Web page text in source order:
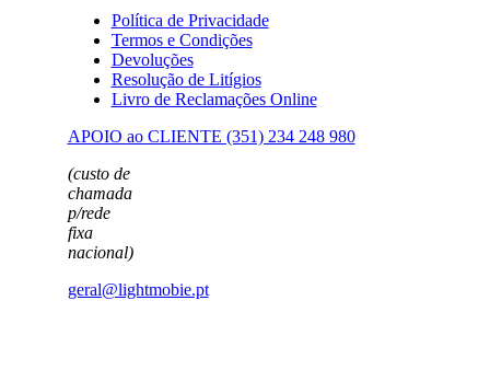
Política de Privacidade
Termos e Condições
Devoluções
Resolução de Litígios
Livro de Reclamações Online
APOIO ao CLIENTE (351) 234 248 980
(custo de
chamada
p/rede
fixa
nacional)
geral@lightmobie.pt